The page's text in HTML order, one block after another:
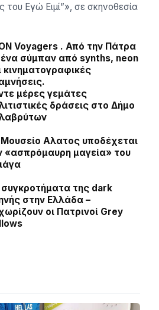
του Εγώ Ειμί”», σε σκηνοθεσία
Voyagers . Από την Πάτρα
σύμπαν από synths, neon
κινηματογραφικές
μέρες γεμάτες
δράσεις στο Δήμο
Αλατος υποδέχεται
«ασπρόμαυρη μαγεία» του
της dark
στην Ελλάδα –
οι Πατρινοί Grey